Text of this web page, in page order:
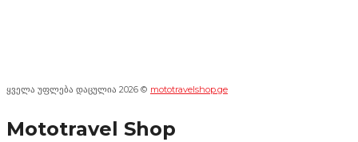
ყველა უფლება დაცულია 2026 © mototravelshop.ge
Mototravel Shop